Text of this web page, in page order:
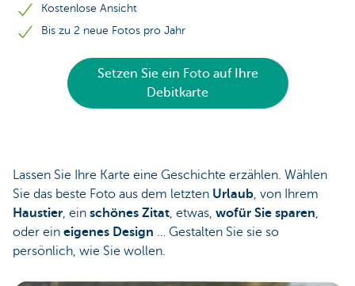
Kostenlose Ansicht
Bis zu 2 neue Fotos pro Jahr
Setzen Sie ein Foto auf Ihre
Debitkarte
Lassen Sie Ihre Karte eine Geschichte erzählen. Wählen
Sie das beste Foto aus dem letzten Urlaub, von Ihrem
Haustier, ein schönes Zitat, etwas, wofür Sie sparen,
oder ein eigenes Design … Gestalten Sie sie so
persönlich, wie Sie wollen.